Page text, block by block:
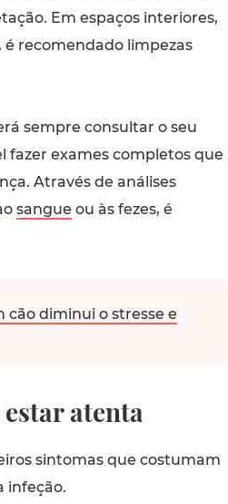
Em espaços interiores,
recomendado limpezas
sempre consultar o seu
fazer exames completos que
Através de análises
sangue ou às fezes, é
diminui o stresse e
atenta
sintomas que costumam
infeção.